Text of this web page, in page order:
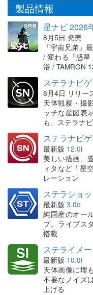
製品情報
星ナビ 2026
8月5日 発売
「宇宙兄弟」
/ 変わる「惑
浴 / TAMRON
ステラナビ
8月4日 リリー
天体観察・撮
ッチな星図表
も、ステラナビ
ステラナビ
最新版 12.0i
美しい描画、
ィタなど「星
レーション
ステラショ
最新版 3.0o
純国産のオー
プ。ライブス
搭載
ステライメ
最新版 10.0f
天体画像に埋
不要なノイズ
上げる